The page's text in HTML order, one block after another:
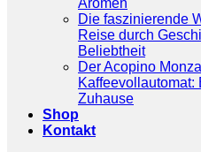
Aromen
Die faszinierende
Reise durch
Beliebtheit
Der Acopino
Zuhause
Shop
Kontakt